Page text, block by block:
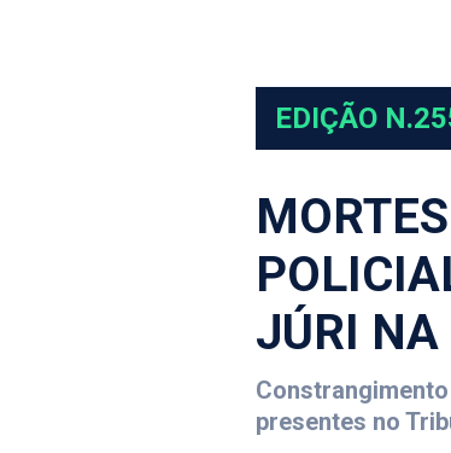
EDIÇÃO
JÚRI NA
presentes no